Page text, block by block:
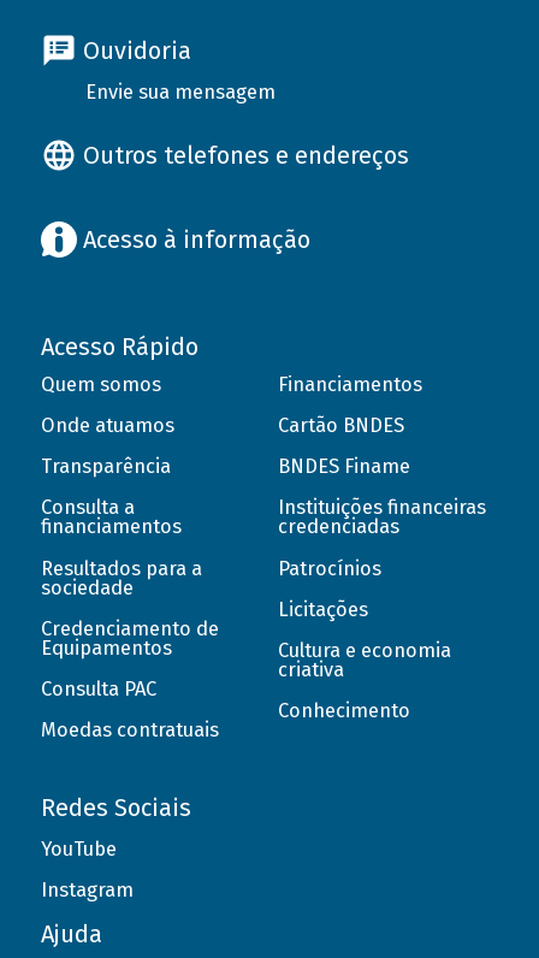
Ouvidoria
Envie sua mensagem
Outros telefones e endereços
Acesso à informação
Acesso Rápido
Quem somos
Onde atuamos
Transparência
Consulta a
financiamentos
Resultados para a
sociedade
Credenciamento de
Equipamentos
Consulta PAC
Moedas contratuais
Financiamentos
Cartão BNDES
BNDES Finame
Instituições financeiras
credenciadas
Patrocínios
Licitações
Cultura e economia
criativa
Conhecimento
Redes Sociais
YouTube
Instagram
Ajuda